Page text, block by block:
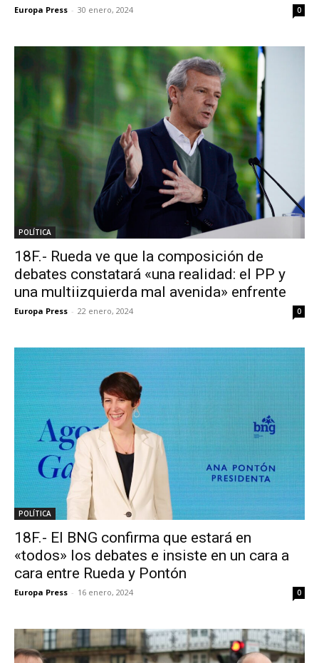
Europa Press - 30 enero, 2024 0
POLÍTICA
18F.- Rueda ve que la composición de
debates constatará «una realidad: el PP y
una multiizquierda mal avenida» enfrente
Europa Press - 22 enero, 2024 0
POLÍTICA
18F.- El BNG confirma que estará en
«todos» los debates e insiste en un cara a
cara entre Rueda y Pontón
Europa Press - 16 enero, 2024 0